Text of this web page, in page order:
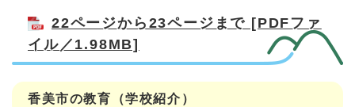
22ページから23ページまで [PDFファ
イル／1.98MB]
香美市の教育（学校紹介）